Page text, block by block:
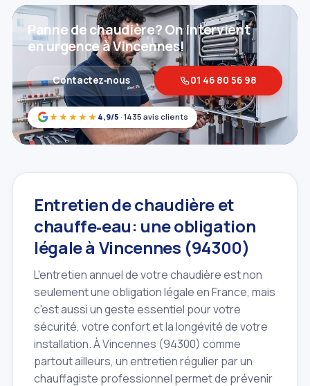
★★★★★ 4,9/5 · 1435 avis clients
Panne de chaudière? On intervient
en urgence à Vincennes!
Contactez‑nous 01 46 80 56 98
Entretien de chaudière et
chauffe‑eau: une obligation
légale à Vincennes (94300)
L'entretien annuel de votre chaudière est non
seulement une obligation légale en France, mais
c'est aussi un geste essentiel pour votre
sécurité, votre confort et la longévité de votre
installation. À Vincennes (94300) comme
partout ailleurs, un entretien régulier par un
chauffagiste professionnel permet de prévenir